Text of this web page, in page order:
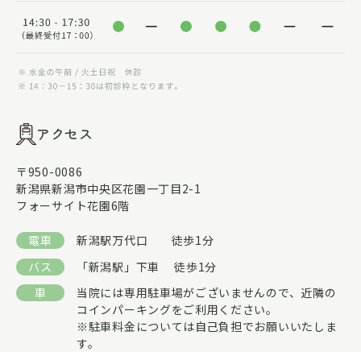
アクセス
〒950-0086
新潟県新潟市中央区花園一丁目2-1
フォーサイト花園6階
電車
新潟駅万代口 徒歩1分
バス
「新潟駅」下車 徒歩1分
車
当院には専用駐車場がございませんので、近隣の
コインパーキングをご利用ください。
※駐車料金については自己負担でお願いいたしま
す。